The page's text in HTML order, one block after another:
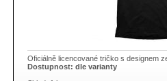
Oficiálně licencované tričko s designem
Dostupnost:dle varianty